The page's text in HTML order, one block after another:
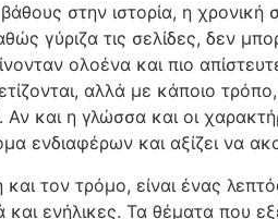
στην ιστορία, η χρονική
γύριζα τις σελίδες, δεν
ολοένα και πιο
αλλά με κάποιο
και η γλώσσα και οι
ενδιαφέρων και αξίζει να
τον τρόμο, είναι ένας
ενήλικες. Τα θέματα που